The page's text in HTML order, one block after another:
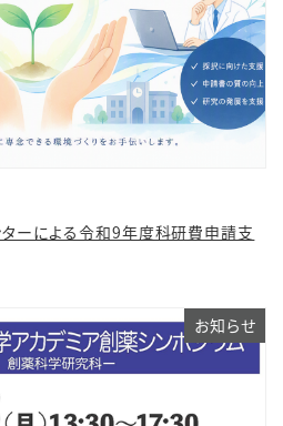
ターによる令和9年度科研費申請支
お知らせ